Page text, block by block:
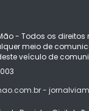
- Todos os
meio de
veículo de
-